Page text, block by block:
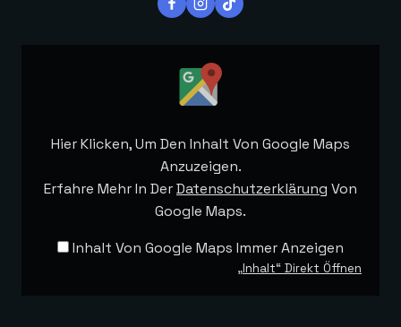
Von
Google
Anzeigen
Hier Klicken, Um Den Inhalt Von Google Maps
Anzuzeigen.
Erfahre Mehr In DerDatenschutzerklärung Von
Google Maps.
Inhalt Von Google Maps Immer Anzeigen
„Inhalt“ Direkt Öffnen